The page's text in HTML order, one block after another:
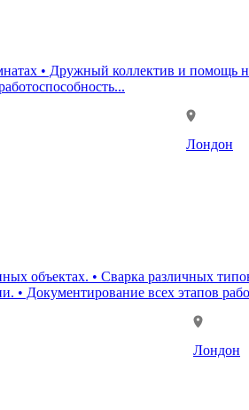
Дружный коллектив и помощь на
Лондон
объектах. • Сварка различных
• Документирование всех этапов
Лондон